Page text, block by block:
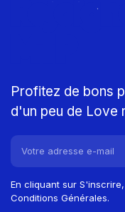
Profitez de bons
d'un peu de Love
En cliquant sur
Conditions Générales.